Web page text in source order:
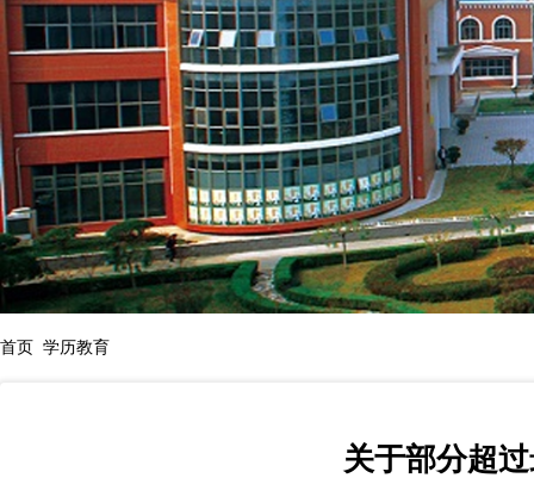
首页 学历教育
关于部分超